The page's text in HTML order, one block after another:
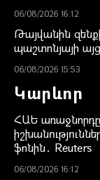
06/08/2026 16:12
Թայվանին
պաշտոնյայի
06/08/2026 15:53
Կարևոր
ՀԱԵ
ֆոնին․ Reuters
06/08/2026 16:12